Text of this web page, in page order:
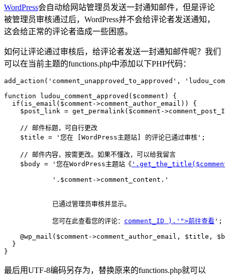
WordPress会自动给网站管理员发送一封通知邮件，但是评论
被管理员审核通过后，WordPress并不会给评论者发送通知，
这会给正常的评论者造成一些困惑。
如何让评论通过审核后，给评论者发送一封通知邮件呢？我们
可以在当前主题的functions.php中添加以下PHP代码：
add_action('comment_unapproved_to_approved',
function ludou_comment_approved($comment) {
  if(is_email($comment->comment_author_email)) {
$post_link = get_permalink($comment-
    // 邮件标题，可自行更改
    $title = '您在 [WordPress主题站] 的评论已通过审核';
    // 邮件内容，按需更改。如果不懂改，可以给我留言
    $body = '您在WordPress主题站《
            '.$comment->comment_content.'
            已通过管理员审核并显示。
            您可在此查看您的评论：
comment_ID ).'">前往查看 ';
@wp_mail($comment->comment_author_email,
  }
}
最后用UTF-8编码另存为，替换原来的functions.php就可以